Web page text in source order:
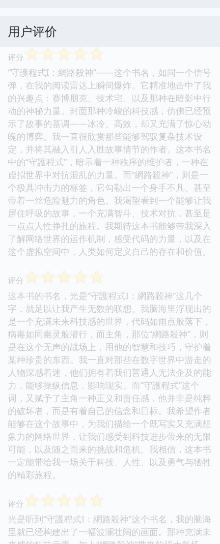
用户评价
评分 ☆☆☆☆☆
“守護程式I：網路殺神”——这个书名，如同一个信号
弹，在我的阅读雷达上瞬间爆炸。它精准地击中了我
的兴趣点：赛博朋克、技术宅、以及那种在暗影中行
动的神秘力量。封面那种冷峻的科技感，仿佛已经预
示了故事的基调——冰冷、高效，却又充满了惊心动
魄的博弈。我一直很欣赏那些能够驾驭复杂技术设
定，并将其融入引人入胜故事情节的作者。这本书名
中的“守護程式”，暗示着一种秩序的维护者，一种在
虚拟世界中对抗混乱的力量。而“網路殺神”，则是一
个极具冲击力的标签，它勾勒出一个身手不凡、甚至
带着一丝危险魅力的角色。我渴望看到一个能够让我
屏住呼吸的故事，一个充满智斗、技术对抗，甚至是
一点点人性挣扎的旅程。我期待这本书能够带我深入
了解网络世界的运作机制，感受代码的力量，以及在
这个虚拟空间中，人类如何定义自己的存在和价值。
评分 ☆☆☆☆☆
这本书的书名，光是“守護程式I：網路殺神”这几个
字，就足以让我产生无数的联想。我脑海里浮现出的
是一个充满未来科技感的世界，代码如雨点般落下，
病毒如同幽灵般潜行，而主角，那位“網路殺神”，则
是在这个无声的战场上，用他的智慧和技巧，守护着
某种珍贵的东西。我一直对那些在数字世界中游走的
人物深感着迷，他们拥有着我们普通人无法企及的能
力，能够操纵信息，影响现实。而“守護程式”这个
词，又赋予了主角一种正义和责任感，他并非是纯粹
的破坏者，而是有着自己的信念和目标。我希望作者
能够在这个故事中，为我们描绘一个既写实又充满想
象力的网络世界，让我们感受到科技进步带来的无限
可能，以及随之而来的挑战和危机。我相信，这本书
一定能带给我一场关于科技、人性、以及勇气与牺牲
的精彩旅程。
评分 ☆☆☆☆☆
光是听到“守護程式I：網路殺神”这个书名，我的脑海
里就已经构建出了一幅波澜壮阔的画面。那种充满未